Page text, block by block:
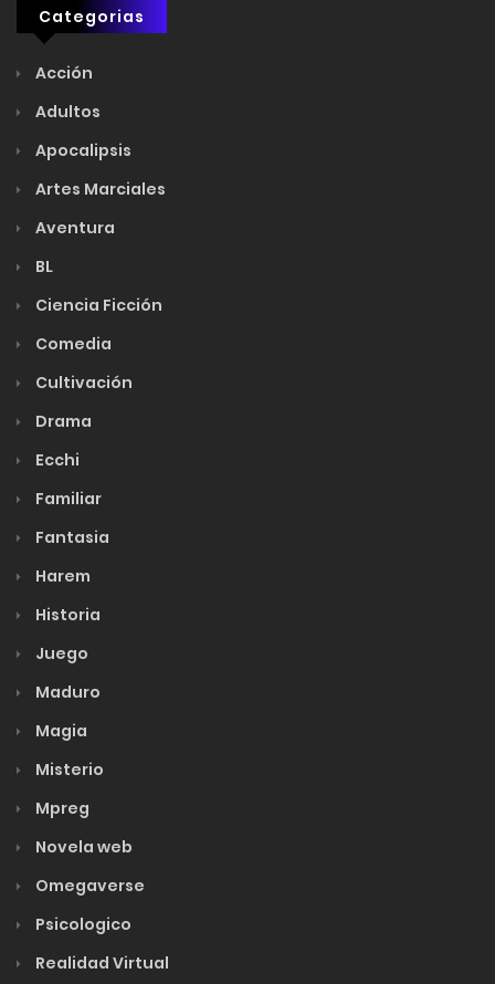
Categorias
Acción
Adultos
Apocalipsis
Artes Marciales
Aventura
BL
Ciencia Ficción
Comedia
Cultivación
Drama
Ecchi
Familiar
Fantasia
Harem
Historia
Juego
Maduro
Magia
Misterio
Mpreg
Novela web
Omegaverse
Psicologico
Realidad Virtual